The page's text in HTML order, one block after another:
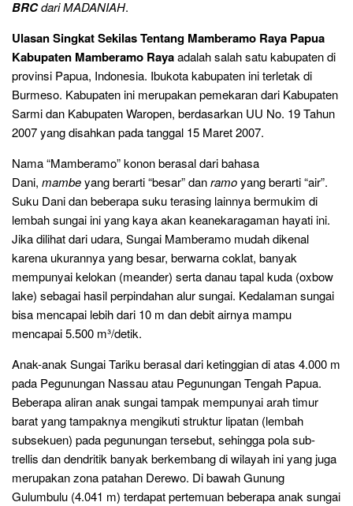
BRCdari MADANIAH.
Ulasan Singkat Sekilas Tentang Mamberamo Raya Papua
Kabupaten Mamberamo Rayaadalah salah satu kabupaten di
provinsi Papua, Indonesia. Ibukota kabupaten ini terletak di
Burmeso. Kabupaten ini merupakan pemekaran dari Kabupaten
Sarmi dan Kabupaten Waropen, berdasarkan UU No. 19 Tahun
2007 yang disahkan pada tanggal 15 Maret 2007.
Nama “Mamberamo” konon berasal dari bahasa
Dani, mambeyang berarti “besar” danramoyang berarti “air”.
Suku Dani dan beberapa suku terasing lainnya bermukim di
lembah sungai ini yang kaya akan keanekaragaman hayati ini.
Jika dilihat dari udara, Sungai Mamberamo mudah dikenal
karena ukurannya yang besar, berwarna coklat, banyak
mempunyai kelokan (meander) serta danau tapal kuda (oxbow
lake) sebagai hasil perpindahan alur sungai. Kedalaman sungai
bisa mencapai lebih dari 10 m dan debit airnya mampu
mencapai 5.500 m³/detik.
Anak-anak Sungai Tariku berasal dari ketinggian di atas 4.000 m
pada Pegunungan Nassau atau Pegunungan Tengah Papua.
Beberapa aliran anak sungai tampak mempunyai arah timur
barat yang tampaknya mengikuti struktur lipatan (lembah
subsekuen) pada pegunungan tersebut, sehingga pola sub-
trellis dan dendritik banyak berkembang di wilayah ini yang juga
merupakan zona patahan Derewo. Di bawah Gunung
Gulumbulu (4.041 m) terdapat pertemuan beberapa anak sungai